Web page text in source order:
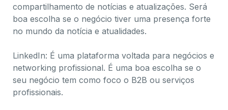
compartilhamento de notícias e atualizações. Será
boa escolha se o negócio tiver uma presença forte
no mundo da notícia e atualidades.
LinkedIn: É uma plataforma voltada para negócios e
networking profissional. É uma boa escolha se o
seu negócio tem como foco o B2B ou serviços
profissionais.